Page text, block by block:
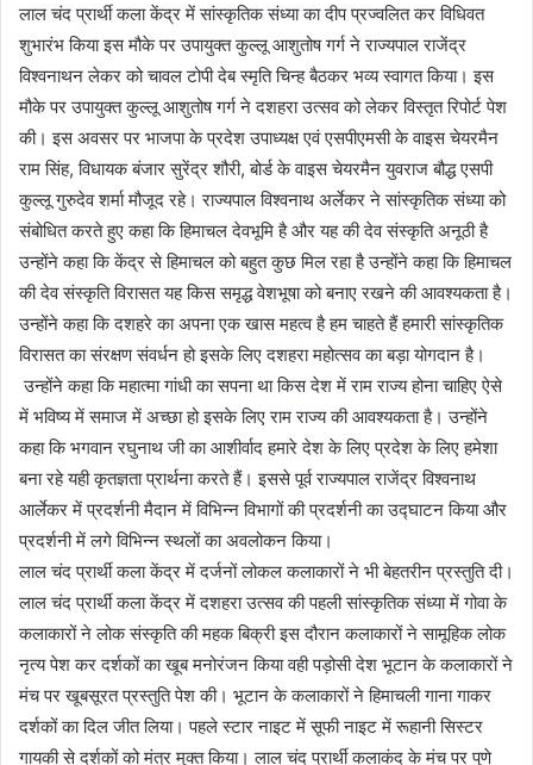
लाल चंद प्रार्थी कला केंद्र में सांस्कृतिक संध्या का दीप प्रज्वलित कर विधिवत
शुभारंभ किया इस मौके पर उपायुक्त कुल्लू आशुतोष गर्ग ने राज्यपाल राजेंद्र
विश्वनाथन लेकर को चावल टोपी देब स्मृति चिन्ह बैठकर भव्य स्वागत किया। इस
मौके पर उपायुक्त कुल्लू आशुतोष गर्ग ने दशहरा उत्सव को लेकर विस्तृत रिपोर्ट पेश
की। इस अवसर पर भाजपा के प्रदेश उपाध्यक्ष एवं एसपीएमसी के वाइस चेयरमैन
राम सिंह, विधायक बंजार सुरेंद्र शौरी, बोर्ड के वाइस चेयरमैन युवराज बौद्ध एसपी
कुल्लू गुरुदेव शर्मा मौजूद रहे। राज्यपाल विश्वनाथ अर्लेकर ने सांस्कृतिक संध्या को
संबोधित करते हुए कहा कि हिमाचल देवभूमि है और यह की देव संस्कृति अनूठी है
उन्होंने कहा कि केंद्र से हिमाचल को बहुत कुछ मिल रहा है उन्होंने कहा कि हिमाचल
की देव संस्कृति विरासत यह किस समृद्ध वेशभूषा को बनाए रखने की आवश्यकता है।
उन्होंने कहा कि दशहरे का अपना एक खास महत्व है हम चाहते हैं हमारी सांस्कृतिक
विरासत का संरक्षण संवर्धन हो इसके लिए दशहरा महोत्सव का बड़ा योगदान है।
उन्होंने कहा कि महात्मा गांधी का सपना था किस देश में राम राज्य होना चाहिए ऐसे
में भविष्य में समाज में अच्छा हो इसके लिए राम राज्य की आवश्यकता है। उन्होंने
कहा कि भगवान रघुनाथ जी का आशीर्वाद हमारे देश के लिए प्रदेश के लिए हमेशा
बना रहे यही कृतज्ञता प्रार्थना करते हैं। इससे पूर्व राज्यपाल राजेंद्र विश्वनाथ
आर्लेकर में प्रदर्शनी मैदान में विभिन्न विभागों की प्रदर्शनी का उद्घाटन किया और
प्रदर्शनी में लगे विभिन्न स्थलों का अवलोकन किया।
लाल चंद प्रार्थी कला केंद्र में दर्जनों लोकल कलाकारों ने भी बेहतरीन प्रस्तुति दी।
लाल चंद प्रार्थी कला केंद्र में दशहरा उत्सव की पहली सांस्कृतिक संध्या में गोवा के
कलाकारों ने लोक संस्कृति की महक बिक्री इस दौरान कलाकारों ने सामूहिक लोक
नृत्य पेश कर दर्शकों का खूब मनोरंजन किया वही पड़ोसी देश भूटान के कलाकारों ने
मंच पर खूबसूरत प्रस्तुति पेश की। भूटान के कलाकारों ने हिमाचली गाना गाकर
दर्शकों का दिल जीत लिया। पहले स्टार नाइट में सूफी नाइट में रूहानी सिस्टर
गायकी से दर्शकों को मंत्र मुक्त किया। लाल चंद प्रार्थी कलाकंद के मंच पर पुणे